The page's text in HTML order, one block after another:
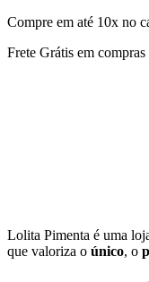
Compre em até 10x no
Frete Grátis em
Lolita Pimenta é uma
que valoriza o único, o